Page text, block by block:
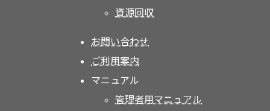
資源回収
お問い合わせ
ご利用案内
マニュアル
管理者用マニュアル